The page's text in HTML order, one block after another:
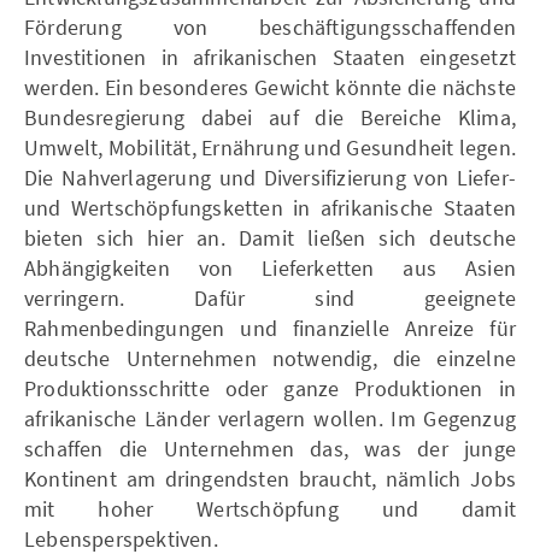
Förderung von beschäftigungsschaffenden
Investitionen in afrikanischen Staaten eingesetzt
werden. Ein besonderes Gewicht könnte die nächste
Bundesregierung dabei auf die Bereiche Klima,
Umwelt, Mobilität, Ernährung und Gesundheit legen.
Die Nahverlagerung und Diversifizierung von Liefer-
und Wertschöpfungsketten in afrikanische Staaten
bieten sich hier an. Damit ließen sich deutsche
Abhängigkeiten von Lieferketten aus Asien
verringern. Dafür sind geeignete
Rahmenbedingungen und finanzielle Anreize für
deutsche Unternehmen notwendig, die einzelne
Produktionsschritte oder ganze Produktionen in
afrikanische Länder verlagern wollen. Im Gegenzug
schaffen die Unternehmen das, was der junge
Kontinent am dringendsten braucht, nämlich Jobs
mit hoher Wertschöpfung und damit
Lebensperspektiven.